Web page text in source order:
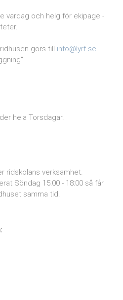
vardag och helg för ekipage -
görs till info@lyrf.se
hela Torsdagar.
ridskolans verksamhet.
Söndag 15:00 - 18:00 så får
samma tid.